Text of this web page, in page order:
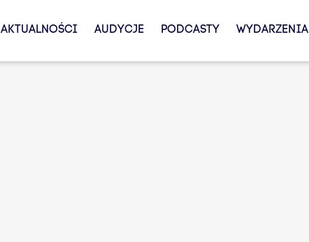
AKTUALNOŚCI AUDYCJE PODCASTY WYDARZENIA